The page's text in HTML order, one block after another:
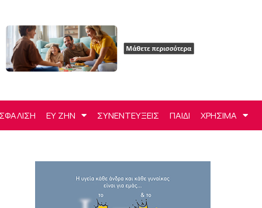
ΕΥ ΖΗΝ ΣΥΝΕΝΤΕΥΞΕΙΣ ΠΑΙΔΙ ΧΡΗΣΙΜΑ